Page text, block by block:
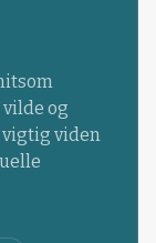
og
vigtig viden